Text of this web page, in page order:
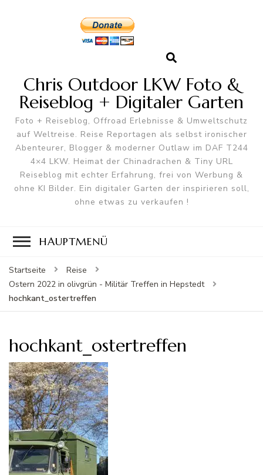
Chris Outdoor LKW Foto &
Reiseblog + Digitaler Garten
Foto + Reiseblog, Offroad Erlebnisse & Umweltschutz
auf Weltreise. Reise Reportagen als selbst ironischer
Abenteurer, Blogger & moderner Outlaw im DAF T244
4×4 LKW. Heimat der Chinadrachen & Tiny URL
Reiseblog mit echter Erfahrung, frei von Werbung &
ohne KI Bilder. Ein digitaler Garten der inspirieren soll,
ohne etwas zu verkaufen !
HAUPTMENÜ
Startseite
Reise
Ostern 2022 in olivgrün - Militär Treffen in Hepstedt
hochkant_ostertreffen
hochkant_ostertreffen